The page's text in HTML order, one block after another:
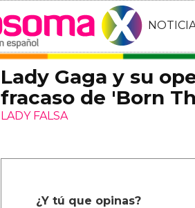
Lady Gaga y su
fracaso de 'Born
LADY FALSA
¿Y tú que opinas?